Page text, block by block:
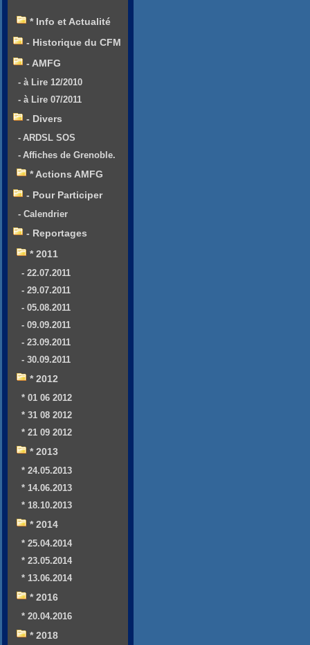
* Info et Actualité
- Historique du CFM
- AMFG
- à Lire 12/2010
- à Lire 07/2011
- Divers
- ARDSL SOS
- Affiches de Grenoble.
* Actions AMFG
- Pour Participer
- Calendrier
- Reportages
* 2011
- 22.07.2011
- 29.07.2011
- 05.08.2011
- 09.09.2011
- 23.09.2011
- 30.09.2011
* 2012
* 01 06 2012
* 31 08 2012
* 21 09 2012
* 2013
* 24.05.2013
* 14.06.2013
* 18.10.2013
* 2014
* 25.04.2014
* 23.05.2014
* 13.06.2014
* 2016
* 20.04.2016
* 2018